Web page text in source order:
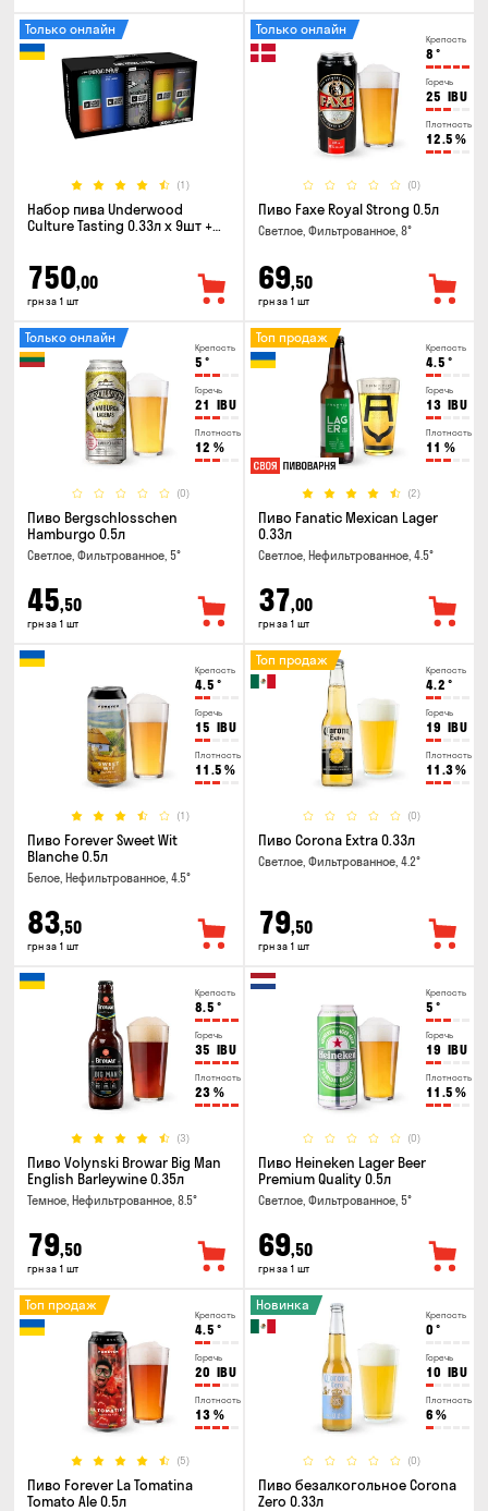
(1)
Только онлайн
Набор пива Underwood
Culture Tasting 0.33л x 9шт +
750,00
грн за 1 шт
Крепость
8 °
Горечь
25 IBU
Плотность
12.5 %
(0)
Только онлайн
Пиво Faxe Royal Strong 0.5л
Светлое, Фильтрованное, 8°
69,50
грн за 1 шт
Крепость
5 °
Горечь
21 IBU
Плотность
12 %
(0)
Только онлайн
Пиво Bergschlosschen
Hamburgo 0.5л
Светлое, Фильтрованное, 5°
45,50
грн за 1 шт
Крепость
4.5 °
Горечь
13 IBU
Плотность
11 %
(2)
Топ продаж
Пиво Fanatic Mexican Lager
0.33л
Светлое, Нефильтрованное, 4.5°
37,00
грн за 1 шт
Крепость
4.5 °
Горечь
15 IBU
Плотность
11.5 %
(1)
Пиво Forever Sweet Wit
Blanche 0.5л
Белое, Нефильтрованное, 4.5°
83,50
грн за 1 шт
Крепость
4.2 °
Горечь
19 IBU
Плотность
11.3%
(0)
Топ продаж
Пиво Corona Extra 0.33л
Светлое, Фильтрованное, 4.2°
79,50
грн за 1 шт
Крепость
8.5 °
Горечь
35 IBU
Плотность
23 %
(3)
Пиво Volynski Browar Big Man
English Barleywine 0.35л
Темное, Нефильтрованное, 8.5°
79,50
грн за 1 шт
Крепость
5 °
Горечь
19 IBU
Плотность
11.5 %
(0)
Пиво Heineken Lager Beer
Premium Quality 0.5л
Светлое, Фильтрованное, 5°
69,50
грн за 1 шт
Крепость
4.5 °
Горечь
20 IBU
Плотность
13 %
(5)
Топ продаж
Пиво Forever La Tomatina
Tomato Ale 0.5л
Крепость
0 °
Горечь
10 IBU
Плотность
6 %
(0)
Новинка
Пиво безалкогольное Corona
Zero 0.33л